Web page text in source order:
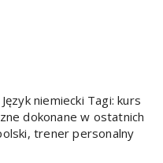
Język niemiecki Tagi:kurs
dokonane w ostatnich
,trener personalny